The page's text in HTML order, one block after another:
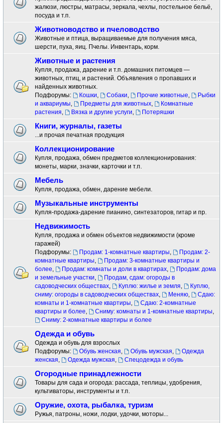
жалюзи, люстры, матрасы, зеркала, чехлы, постельное бельё,
посуда и т.п.
Животноводство и пчеловодство
Животные и птица, выращиваемые для получения мяса,
шерсти, пуха, яиц. Пчелы. Инвентарь, корм.
Животные и растения
Купля, продажа, дарение и т.п. домашних питомцев —
животных, птиц, и растений. Объявления о пропавших и
найденных животных.
Подфорумы:
Кошки, Собаки, Прочие животные,
Рыбки
и аквариумы, Предметы для животных,
Комнатные
растения, Вязка и другие услуги, Потеряшки
Книги, журналы, газеты
...и прочая печатная продукция
Коллекционирование
Купля, продажа, обмен предметов коллекционирования:
монеты, марки, значки, карточки и т.п.
Мебель
Купля, продажа, обмен, дарение мебели.
Музыкальные инструменты
Купля-продажа-дарение пианино, синтезаторов, гитар и пр.
Недвижимость
Купля, продажа и обмен объектов недвижимости (кроме
гаражей)
Подфорумы:
Продам: 1-комнатные квартиры,
Продам: 2-
комнатные квартиры,
Продам: 3-комнатные квартиры и
более, Продам: комнаты и доли в квартирах,
Продам: дома
и земельные участки,
Продам, сдам: огороды в
садоводческих обществах, Куплю: жилье и земля,
Куплю,
сниму: огороды в садоводческих обществах, Меняю,
Сдаю:
комнаты и 1-комнатные квартиры,
Сдаю: 2-комнатные
квартиры и более, Сниму: комнаты и 1-комнатные квартиры,
Сниму: 2-комнатные квартиры и более
Одежда и обувь
Одежда и обувь для взрослых
Подфорумы:
Обувь женская, Обувь мужская,
Одежда
женская, Одежда мужская, Спецодежда и обувь
Огородные принадлежности
Товары для сада и огорода: рассада, теплицы, удобрения,
культиваторы, инструменты и т.п.
Оружие, охота, рыбалка, туризм
Ружья, патроны, ножи, лодки, удочки, моторы...